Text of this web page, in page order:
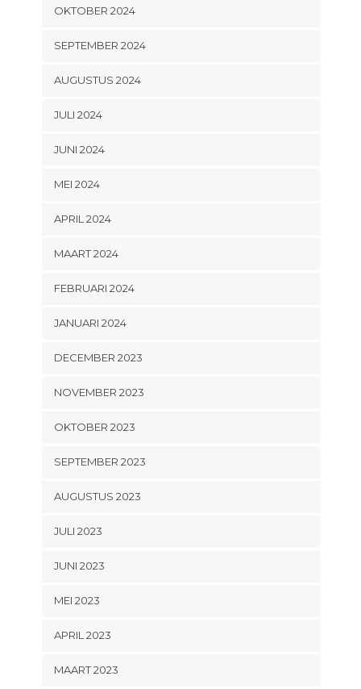
OKTOBER 2024
SEPTEMBER 2024
AUGUSTUS 2024
JULI 2024
JUNI 2024
MEI 2024
APRIL 2024
MAART 2024
FEBRUARI 2024
JANUARI 2024
DECEMBER 2023
NOVEMBER 2023
OKTOBER 2023
SEPTEMBER 2023
AUGUSTUS 2023
JULI 2023
JUNI 2023
MEI 2023
APRIL 2023
MAART 2023